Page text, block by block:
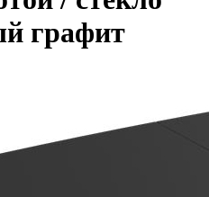
графит